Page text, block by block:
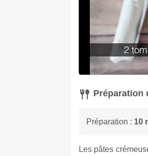
Préparation
Préparation : 10
Les pâtes